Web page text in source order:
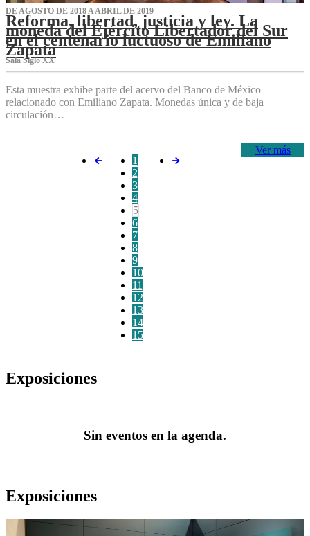
DE AGOSTO DE 2018 A ABRIL DE 2019
Reforma, libertad, justicia y ley. La
moneda del Ejército Libertador del Sur
en el centenario luctuoso de Emiliano
Zapata
Sala Siglo XX
Esta muestra exhibe parte del acervo del Banco de México
relacionado con Emiliano Zapata. Monedas única y de baja
circulación…
Ver más
1
2
3
4
5
6
7
8
9
10
11
12
13
14
15
Exposiciones
Sin eventos en la agenda.
Exposiciones